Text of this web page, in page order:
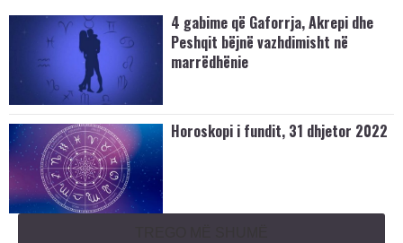
4 gabime që Gaforrja, Akrepi dhe
Peshqit bëjnë vazhdimisht në
marrëdhënie
Horoskopi i fundit, 31 dhjetor 2022